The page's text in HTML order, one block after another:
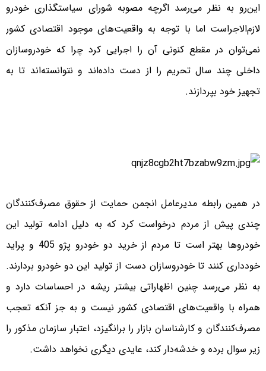
این‌رو به نظر می‌رسد اگرچه مصوبه شورای سیاستگذاری خودرو
لازم‌الاجراست اما با توجه به واقعیت‌های موجود اقتصادی کشور
نمی‌توان در مقطع کنونی آن را اجرایی کرد چرا که خودروسازان
داخلی چند سال تحریم را از دست داده‌اند و نتوانسته‌اند تا به
تجهیز خود بپردازند.
در همین رابطه مدیرعامل انجمن حمایت از حقوق مصرف‌کنندگان
چندی پیش از مردم درخواست کرد که به دلیل ادامه تولید این
خودروها بهتر است تا مردم از خرید دو خودرو پژو 405 و پراید
خودداری کنند تا خودروسازان دست از تولید این دو خودرو بردارند.
به نظر می‌رسد چنین اظهاراتی بیشتر ریشه در احساسات دارد و
همراه با واقعیت‌های اقتصادی کشور نیست و به جز آنکه تعجب
مصرف‌کنندگان و کارشناسان بازار را برانگیزد، اعتبار سازمان مذکور را
زیر سوال برده و خدشه‌دار کند، عایدی دیگری نخواهد داشت.